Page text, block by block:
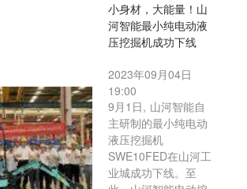
小身材，大能量！山
河智能最小纯电动液
压挖掘机成功下线
2023年09月04日
19:00
9月1日, 山河智能自
主研制的最小纯电动
液压挖掘机
SWE10FED在山河工
业城成功下线。至